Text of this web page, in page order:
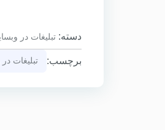
دسته: تبلیغات در
برچسب: تبلیغات